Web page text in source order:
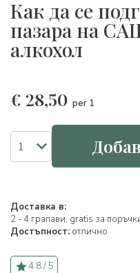
Как да се
пазара на
алкохол
€ 28,50 per 1
Доставка в:
2 - 4 грапави, gratis за
Достъпност: отлично
4.8 / 5